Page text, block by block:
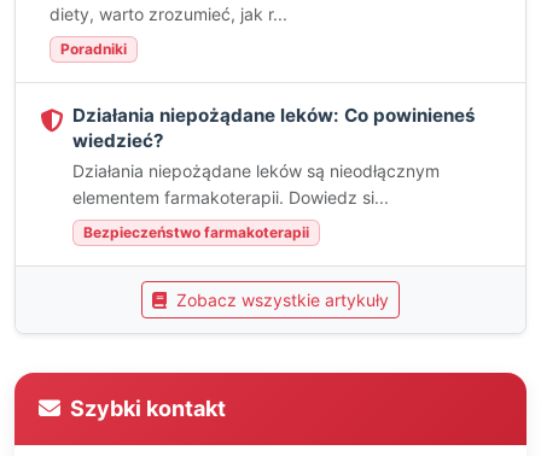
diety, warto zrozumieć, jak r...
Poradniki
Działania niepożądane leków: Co powinieneś
wiedzieć?
Działania niepożądane leków są nieodłącznym
elementem farmakoterapii. Dowiedz si...
Bezpieczeństwo farmakoterapii
Zobacz wszystkie artykuły
Szybki kontakt